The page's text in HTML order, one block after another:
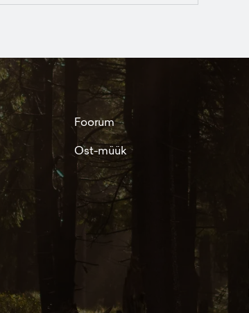
Foorum
Ost-müük